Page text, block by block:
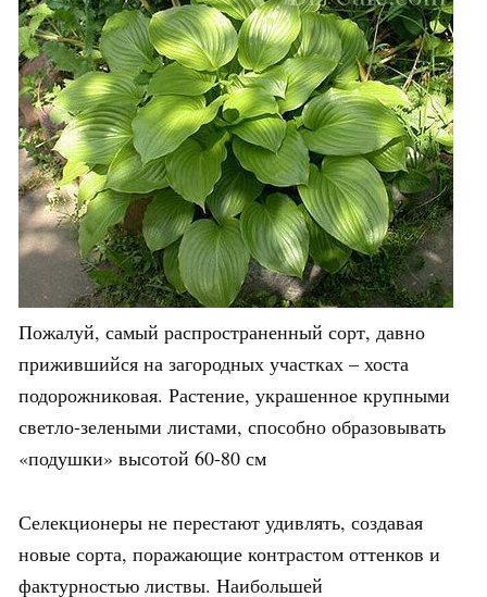
Пожалуй, самый распространенный сорт, давно
прижившийся на загородных участках – хоста
подорожниковая. Растение, украшенное крупными
светло-зелеными листами, способно образовывать
«подушки» высотой 60-80 см
Селекционеры не перестают удивлять, создавая
новые сорта, поражающие контрастом оттенков и
фактурностью листвы. Наибольшей